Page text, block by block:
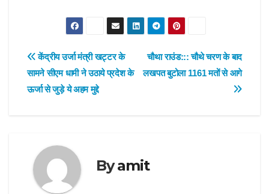
Post
navigation
चौथा राउंड::: चौथे चरण के बाद
लखपत बुटोला 1161 मतों से आगे
केंद्रीय उर्जा मंत्री खट्टर के
सामने सीएम धामी ने उठाये प्रदेश के
ऊर्जा से जुड़े ये अहम मुद्दे
Byamit